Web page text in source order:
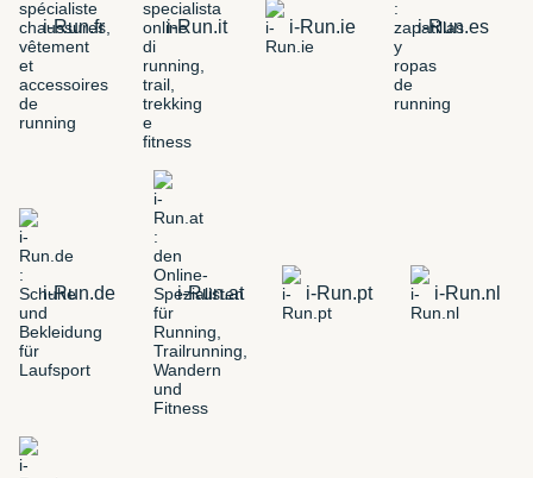
i-Run.fr i-Run.it i-Run.ie i-Run.es
i-Run.de i-Run.at i-Run.pt i-Run.nl